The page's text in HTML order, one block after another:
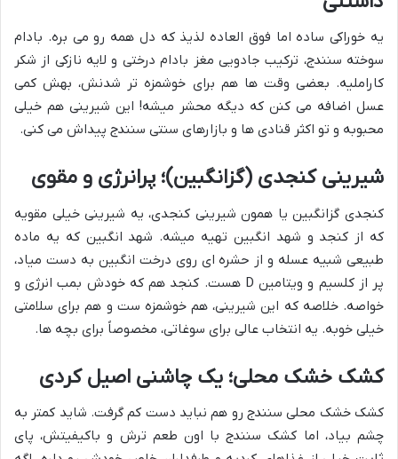
یه خوراکی ساده اما فوق العاده لذیذ که دل همه رو می بره. بادام
سوخته سنندج، ترکیب جادویی مغز بادام درختی و لایه نازکی از شکر
کاراملیه. بعضی وقت ها هم برای خوشمزه تر شدنش، بهش کمی
عسل اضافه می کنن که دیگه محشر میشه! این شیرینی هم خیلی
محبوبه و تو اکثر قنادی ها و بازارهای سنتی سنندج پیداش می کنی.
شیرینی کنجدی (گزانگبین)؛ پرانرژی و مقوی
کنجدی گزانگبین یا همون شیرینی کنجدی، یه شیرینی خیلی مقویه
که از کنجد و شهد انگبین تهیه میشه. شهد انگبین که یه ماده
طبیعی شبیه عسله و از حشره ای روی درخت انگبین به دست میاد،
پر از کلسیم و ویتامین D هست. کنجد هم که خودش بمب انرژی و
خواصه. خلاصه که این شیرینی، هم خوشمزه ست و هم برای سلامتی
خیلی خوبه. یه انتخاب عالی برای سوغاتی، مخصوصاً برای بچه ها.
کشک خشک محلی؛ یک چاشنی اصیل کردی
کشک خشک محلی سنندج رو هم نباید دست کم گرفت. شاید کمتر به
چشم بیاد، اما کشک سنندج با اون طعم ترش و باکیفیتش، پای